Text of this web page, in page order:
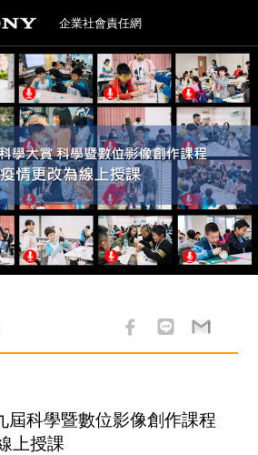
企業社會責任網
屆科學暨數位影像創作課程
上授課